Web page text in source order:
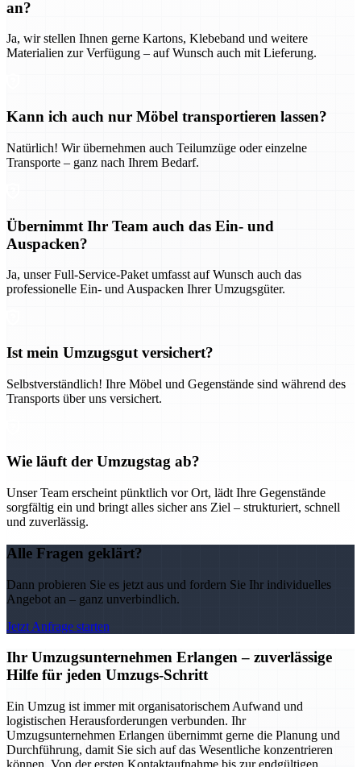
an?
Ja, wir stellen Ihnen gerne Kartons, Klebeband und weitere
Materialien zur Verfügung – auf Wunsch auch mit Lieferung.
Kann ich auch nur Möbel transportieren lassen?
Natürlich! Wir übernehmen auch Teilumzüge oder einzelne
Transporte – ganz nach Ihrem Bedarf.
Übernimmt Ihr Team auch das Ein- und
Auspacken?
Ja, unser Full-Service-Paket umfasst auf Wunsch auch das
professionelle Ein- und Auspacken Ihrer Umzugsgüter.
Ist mein Umzugsgut versichert?
Selbstverständlich! Ihre Möbel und Gegenstände sind während des
Transports über uns versichert.
Wie läuft der Umzugstag ab?
Unser Team erscheint pünktlich vor Ort, lädt Ihre Gegenstände
sorgfältig ein und bringt alles sicher ans Ziel – strukturiert, schnell
und zuverlässig.
Alle Fragen geklärt?
Dann probieren Sie es jetzt aus und fordern Sie Ihr individuelles
Angebot an – ganz unverbindlich.
Jetzt Anfrage starten
Ihr Umzugsunternehmen Erlangen – zuverlässige
Hilfe für jeden Umzugs-Schritt
Ein Umzug ist immer mit organisatorischem Aufwand und
logistischen Herausforderungen verbunden. Ihr
Umzugsunternehmen Erlangen übernimmt gerne die Planung und
Durchführung, damit Sie sich auf das Wesentliche konzentrieren
können. Von der ersten Kontaktaufnahme bis zur endgültigen